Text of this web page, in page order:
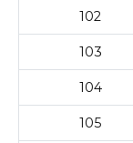
102
103
104
105